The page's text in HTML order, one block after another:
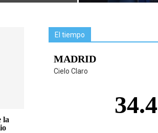
la
El tiempo
MADRID
Cielo Claro
34.4